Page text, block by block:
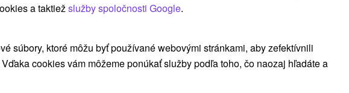
a taktiež služby spoločnosti Google.
súbory, ktoré môžu byť používané webovými stránkami, aby zefektívnili
cookies vám môžeme ponúkať služby podľa toho, čo naozaj hľadáte a